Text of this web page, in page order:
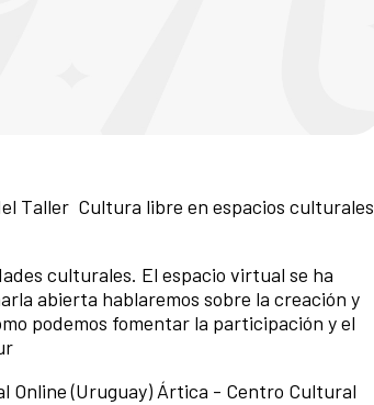
Taller Cultura libre en espacios culturales
culturales. El espacio virtual se ha
abierta hablaremos sobre la creación y
podemos fomentar la participación y el
Online (Uruguay) Ártica - Centro Cultural